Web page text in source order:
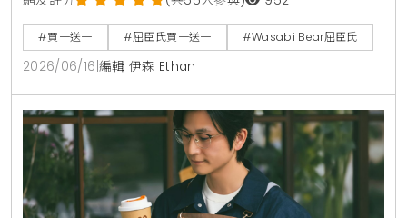
袋、製冷風扇與藍芽音箱，消費滿1850元再送獨家185
周年紀念熊。7月9日更將於台北大稻埕開設復古主題快
閃店，重現經典時代場景。
#買一送一 #屈臣氏買一送一 #Wasabi Bear屈臣氏
2026/06/16 編輯 伊森 Ethan